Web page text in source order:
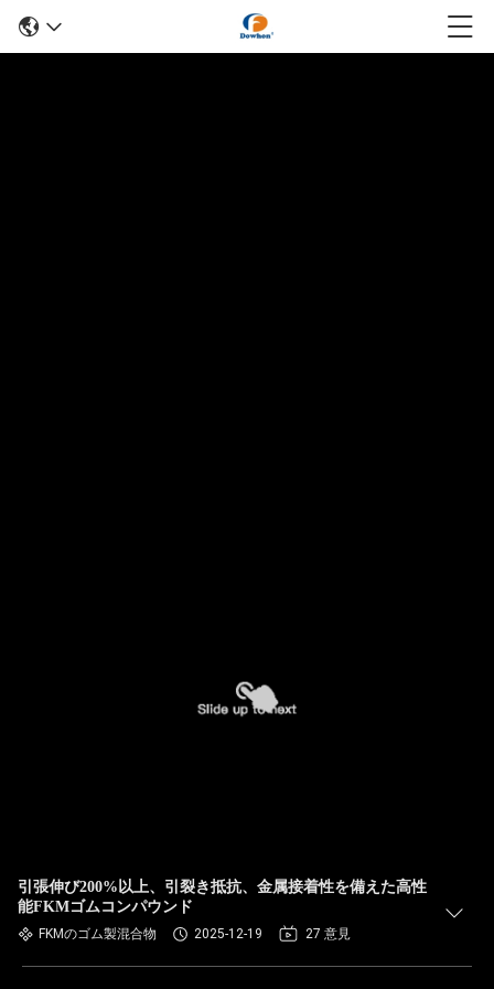
引張伸び200%以上、引裂き抵抗、金属接着性を備えた高性
能FKMゴムコンパウンド
FKMのゴム製混合物 2025-12-19 27 意見